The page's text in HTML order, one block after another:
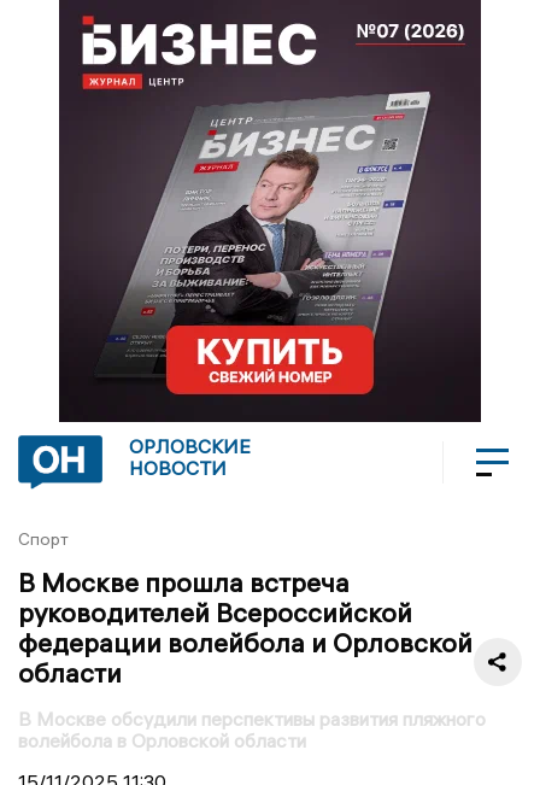
ОРЛОВСКИЕ
НОВОСТИ
Спорт
В Москве прошла встреча
руководителей Всероссийской
федерации волейбола и Орловской
области
В Москве обсудили перспективы развития пляжного
волейбола в Орловской области